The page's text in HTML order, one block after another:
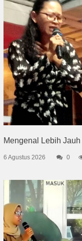
Mengenal Lebih Jauh
6 Agustus 2026 0